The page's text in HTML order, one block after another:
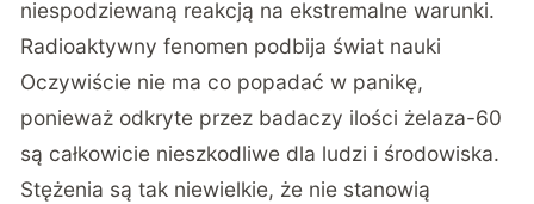
niespodziewaną reakcją na ekstremalne warunki.
Radioaktywny fenomen podbija świat nauki
Oczywiście nie ma co popadać w panikę,
ponieważ odkryte przez badaczy ilości żelaza-60
są całkowicie nieszkodliwe dla ludzi i środowiska.
Stężenia są tak niewielkie, że nie stanowią